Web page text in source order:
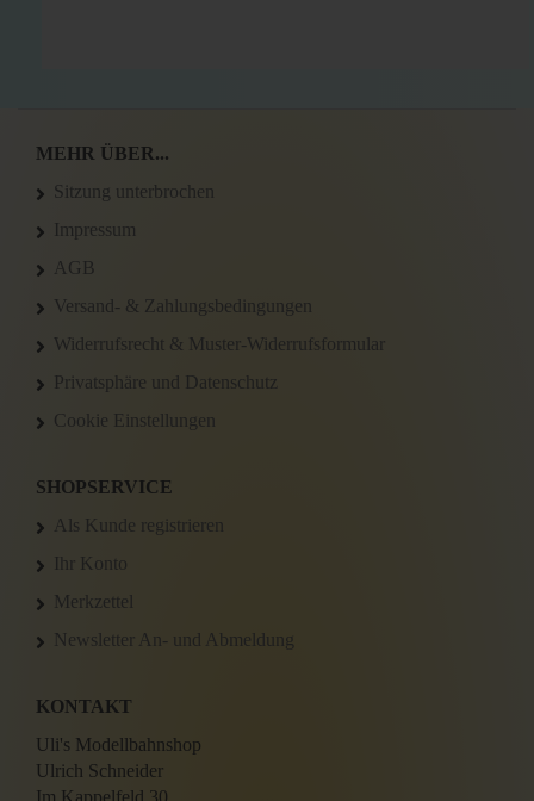
MEHR ÜBER...
Sitzung unterbrochen
Impressum
AGB
Versand- & Zahlungsbedingungen
Widerrufsrecht & Muster-Widerrufsformular
Privatsphäre und Datenschutz
Cookie Einstellungen
SHOPSERVICE
Als Kunde registrieren
Ihr Konto
Merkzettel
Newsletter An- und Abmeldung
KONTAKT
Uli's Modellbahnshop
Ulrich Schneider
Im Kappelfeld 30